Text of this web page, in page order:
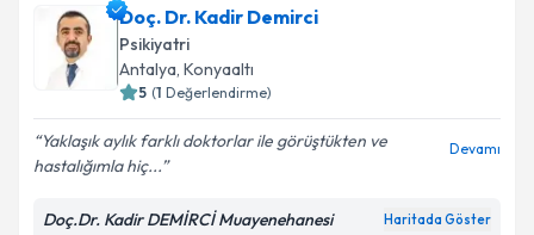
Doç. Dr. Kadir Demirci
Psikiyatri
Antalya, Konyaaltı
5 (1 Değerlendirme)
Yaklaşık aylık farklı doktorlar ile görüştükten ve
hastalığımla hiç...
Devamı
Doç.Dr. Kadir DEMİRCİ Muayenehanesi Haritada Göster